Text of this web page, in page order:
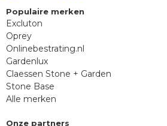
Populaire merken
Excluton
Oprey
Onlinebestrating.nl
Gardenlux
Claessen Stone + Garden
Stone Base
Alle merken
Onze partners